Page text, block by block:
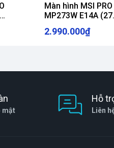
1ms/loa)
Màn hình MSI PRO
MP273W E14A (27
inch/FHD/IPS/
2.990.000₫
mật
Hỗ
Liên